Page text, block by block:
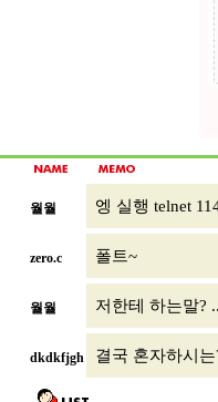
월월 엥 실행 telnet
zero.c 폴트~
월월 저한테 하는말?
dkdkfjgh 결국 혼자하시는